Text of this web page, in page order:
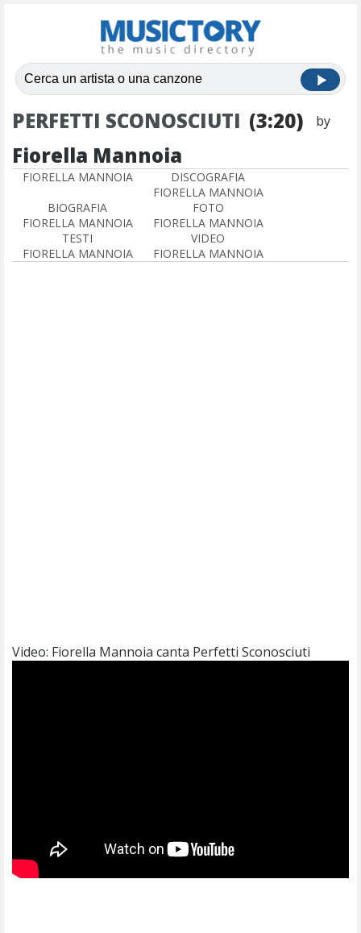
PERFETTI SCONOSCIUTI (3:20) by
Fiorella Mannoia
FIORELLA MANNOIA
DISCOGRAFIA
FIORELLA MANNOIA
BIOGRAFIA
FIORELLA MANNOIA
FOTO
FIORELLA MANNOIA
TESTI
FIORELLA MANNOIA
VIDEO
FIORELLA MANNOIA
Video: Fiorella Mannoia canta Perfetti Sconosciuti